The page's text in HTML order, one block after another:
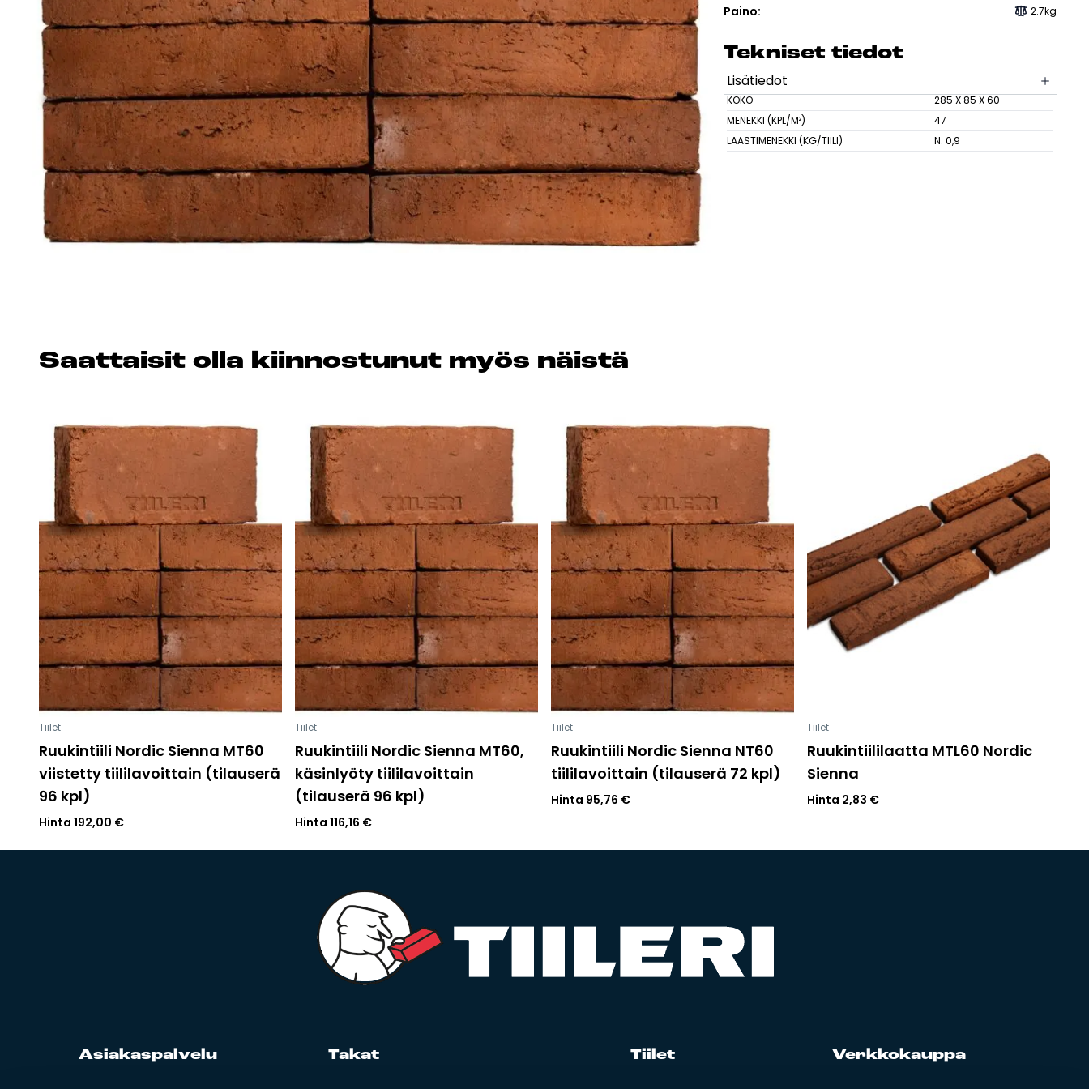
HORMIT
ESITTEET, HINNASTOT
JA OHJEET
TIILERI LASKU
Esitteet, hinnastot ja ohjeet
Tiileri lasku
Kotikäynti
Peruuta verkkokauppatilauksesi
Paino: 2.7kg
Tek­ni­set tie­dot
Lisätiedot
KOKO
285 X 85 X 60
MENEKKI (KPL/M²)
47
LAASTIMENEKKI (KG/TIILI)
N. 0,9
Saat­tai­sit ol­la kiin­nos­tu­nut myös näis­tä
Tiilet
Ruukintiili Nordic Sienna MT60
viistetty tiililavoittain (tilauserä
96 kpl)
Hinta 192,00 €
Tiilet
Ruukintiili Nordic Sienna MT60,
käsinlyöty tiililavoittain
(tilauserä 96 kpl)
Hinta 116,16 €
Tiilet
Ruukintiili Nordic Sienna NT60
tiililavoittain (tilauserä 72 kpl)
Hinta 95,76 €
Tiilet
Ruukintiililaatta MTL60 Nordic
Sienna
Hinta 2,83 €
Asia­kas­pal­ve­lu Ta­kat Tii­let Verk­ko­kaup­pa